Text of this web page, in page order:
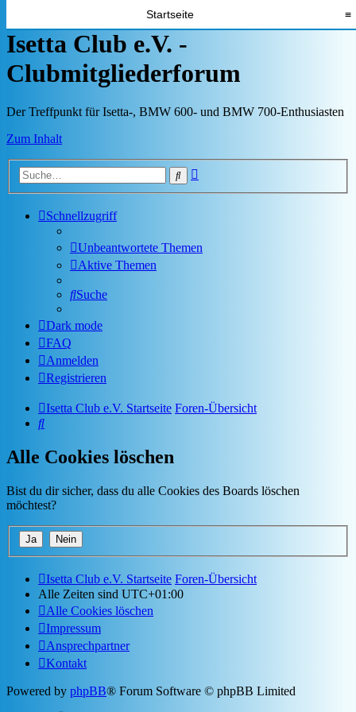
Startseite ≡
Isetta Club e.V. -
Clubmitgliederforum
Der Treffpunkt für Isetta-, BMW 600- und BMW 700-Enthusiasten
Zum Inhalt
Suche
Schnellzugriff
Unbeantwortete Themen
Aktive Themen
Suche
Dark mode
FAQ
Anmelden
Registrieren
Isetta Club e.V. Startseite Foren-Übersicht
Suche
Alle Cookies löschen
Bist du dir sicher, dass du alle Cookies des Boards löschen
möchtest?
Isetta Club e.V. Startseite Foren-Übersicht
Alle Zeiten sind UTC+01:00
Alle Cookies löschen
Impressum
Ansprechpartner
Kontakt
Powered by phpBB® Forum Software © phpBB Limited